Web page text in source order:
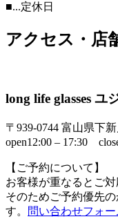
■...定休日
アクセス・店
long life glasses ユ
〒939-0744 富山県下
open12:00 – 17:30
【ご予約について】
お客様が重なるとご
そのためご予約優先
す。
問い合わせフォー